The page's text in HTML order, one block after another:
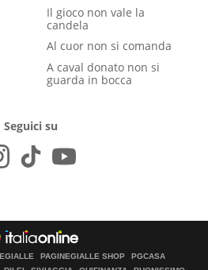
Il gioco non vale la
candela
Al cuor non si comanda
A caval donato non si
guarda in bocca
Seguici su
PAGINEGIALLE SHOP
PGCASA